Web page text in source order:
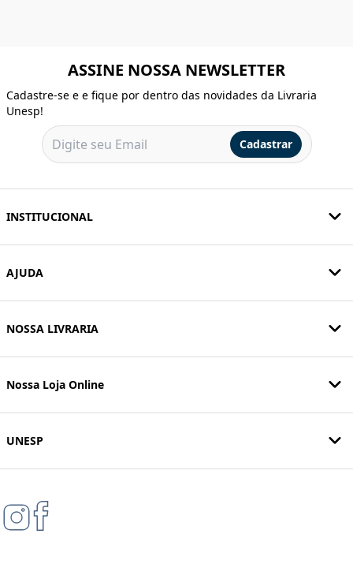
ASSINE NOSSA NEWSLETTER
Cadastre-se e e fique por dentro das novidades da Livraria
Unesp!
Cadastrar
INSTITUCIONAL
AJUDA
NOSSA LIVRARIA
Nossa Loja Online
UNESP